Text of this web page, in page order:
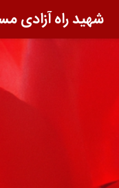
شهید راه آزادی